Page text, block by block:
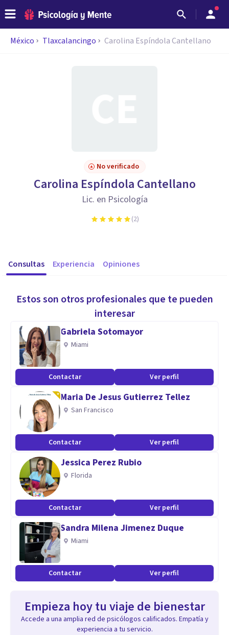
México Tlaxcalancingo Carolina Espíndola Cantellano
No verificado
Carolina Espíndola Cantellano
Lic. en Psicología
(2)
Consultas Experiencia Opiniones
Estos son otros profesionales que te pueden
interesar
Gabriela Sotomayor
Miami
Contactar Ver perfil
Maria De Jesus Gutierrez Tellez
San Francisco
Contactar Ver perfil
Jessica Perez Rubio
Florida
Contactar Ver perfil
Sandra Milena Jimenez Duque
Miami
Contactar Ver perfil
Empieza hoy tu viaje de bienestar
Accede a una amplia red de psicólogos calificados. Empatía y
experiencia a tu servicio.